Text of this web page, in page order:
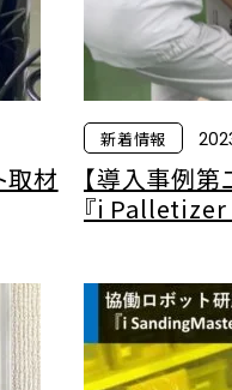
取材
新着情報
【導入事例第
『i Palletizer